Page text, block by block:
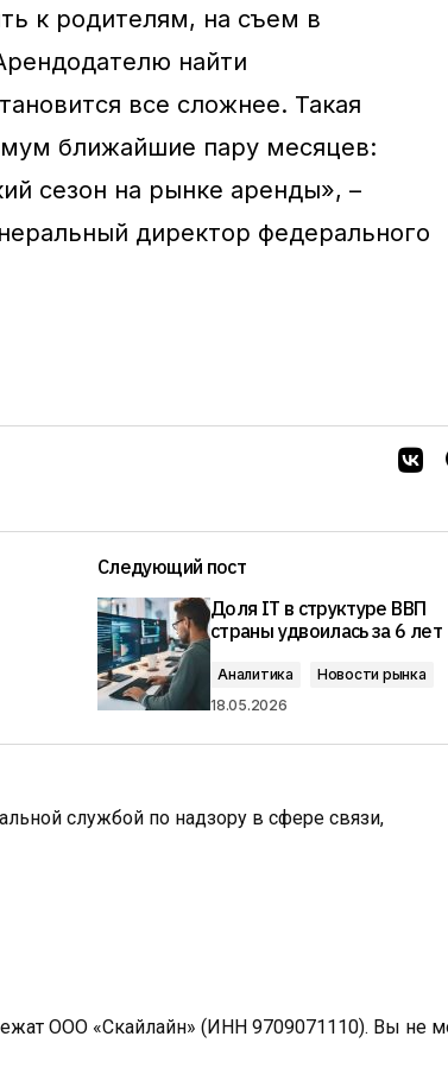
к родителям, на съем в
найти
все сложнее. Такая
ближайшие пару месяцев:
сезон на рынке аренды», –
директор федерального
Следующий пост
Доля IT в структуре ВВП
страны удвоилась за 6 лет
Аналитика
Новости рынка
18.05.2026
службой по надзору в сфере связи,
ООО «Скайлайн» (ИНН 9709071110). Вы не